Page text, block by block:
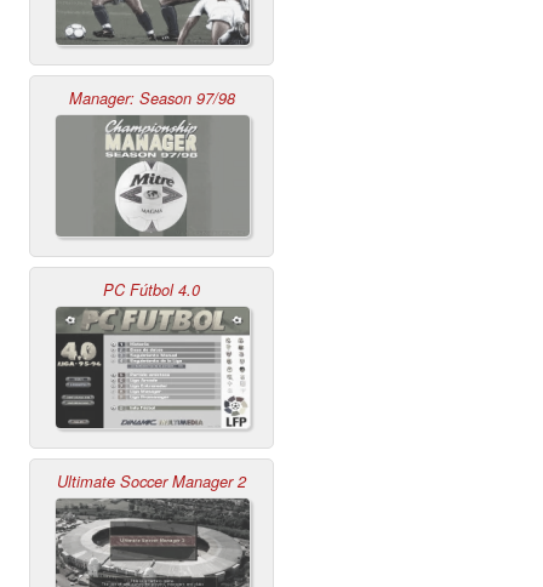
Manager: Season 97/98
PC Fútbol 4.0
Ultimate Soccer Manager 2